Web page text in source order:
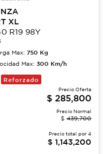
XL
R19 98Y
Max: 750 Kg
Max: 300 Km/h
Reforzado
Precio Oferta
$ 285,800
Precio Normal
$ 439,700
Precio total por 4
$ 1,143,200